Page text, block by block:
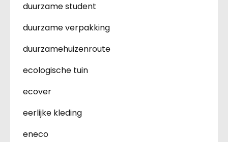
duurzame student
duurzame verpakking
duurzamehuizenroute
ecologische tuin
ecover
eerlijke kleding
eneco